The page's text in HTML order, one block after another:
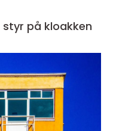
på kloakken